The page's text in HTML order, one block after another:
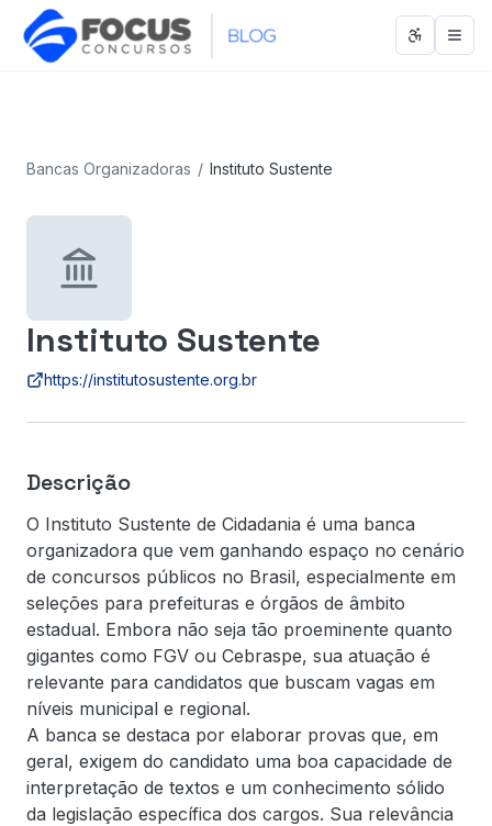
Abrir
Bancas Organizadoras / Instituto Sustente
Instituto Sustente
https://institutosustente.org.br
Descrição
O Instituto Sustente de Cidadania é uma banca
organizadora que vem ganhando espaço no cenário
de concursos públicos no Brasil, especialmente em
seleções para prefeituras e órgãos de âmbito
estadual. Embora não seja tão proeminente quanto
gigantes como FGV ou Cebraspe, sua atuação é
relevante para candidatos que buscam vagas em
níveis municipal e regional.
A banca se destaca por elaborar provas que, em
geral, exigem do candidato uma boa capacidade de
interpretação de textos e um conhecimento sólido
da legislação específica dos cargos. Sua relevância